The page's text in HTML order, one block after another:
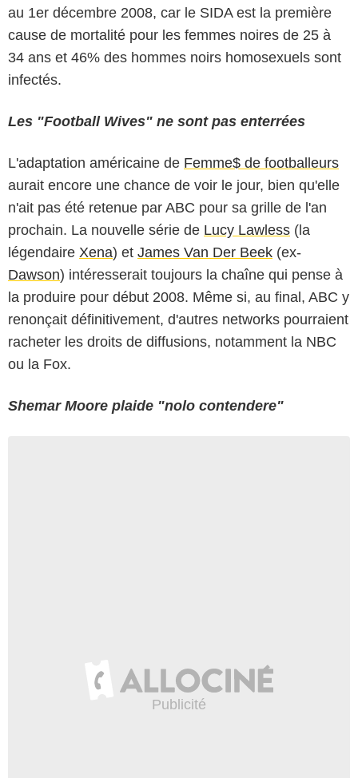
au 1er décembre 2008, car le SIDA est la première
cause de mortalité pour les femmes noires de 25 à
34 ans et 46% des hommes noirs homosexuels sont
infectés.
Les "Football Wives" ne sont pas enterrées
L'adaptation américaine de Femme$ de footballeurs
aurait encore une chance de voir le jour, bien qu'elle
n'ait pas été retenue par ABC pour sa grille de l'an
prochain. La nouvelle série de Lucy Lawless (la
légendaire Xena) et James Van Der Beek (ex-
Dawson) intéresserait toujours la chaîne qui pense à
la produire pour début 2008. Même si, au final, ABC y
renonçait définitivement, d'autres networks pourraient
racheter les droits de diffusions, notamment la NBC
ou la Fox.
Shemar Moore plaide "nolo contendere"